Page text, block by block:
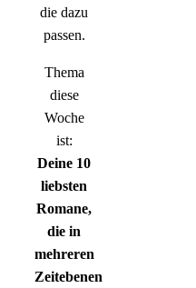
die dazu
passen.
Thema
diese
Woche
ist:
Deine 10
liebsten
Romane,
die in
mehreren
Zeitebenen